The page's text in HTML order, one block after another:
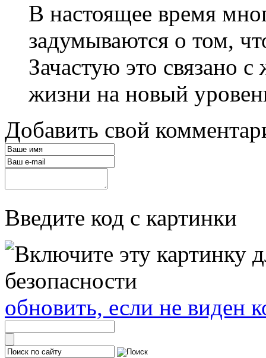
В настоящее время
задумываются о том,
Зачастую это связано
жизни на новый
Добавить свой
Введите код с картинки
обновить, если не виден